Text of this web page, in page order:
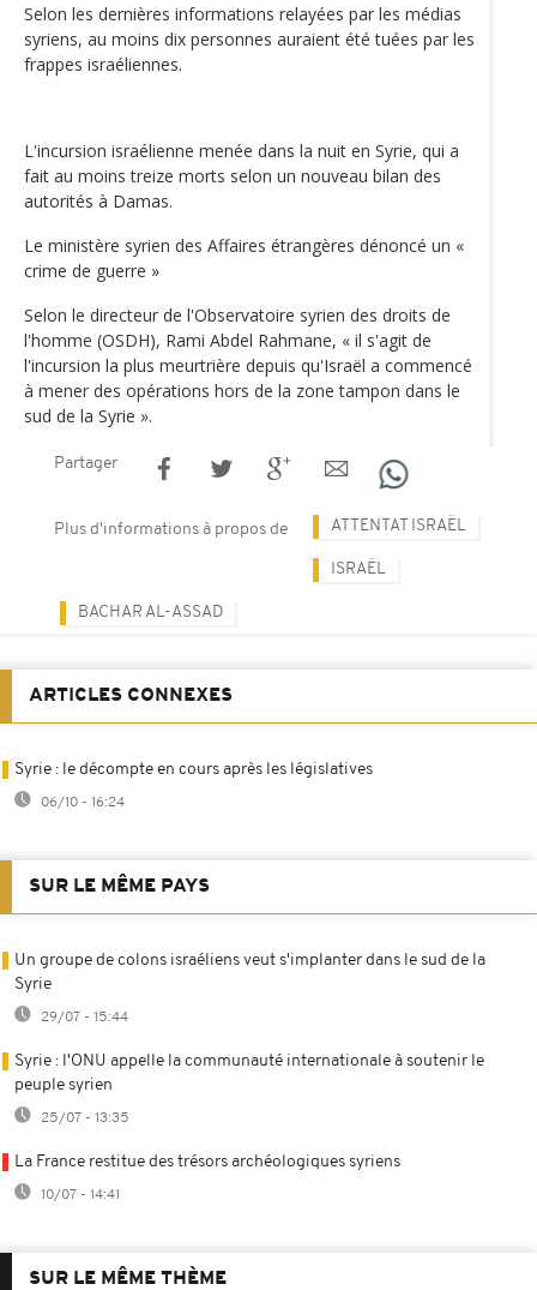
Selon les dernières informations relayées par les médias
syriens, au moins dix personnes auraient été tuées par les
frappes israéliennes.
L'incursion israélienne menée dans la nuit en Syrie, qui a
fait au moins treize morts selon un nouveau bilan des
autorités à Damas.
Le ministère syrien des Affaires étrangères dénoncé un «
crime de guerre »
Selon le directeur de l'Observatoire syrien des droits de
l'homme (OSDH), Rami Abdel Rahmane, « il s'agit de
l'incursion la plus meurtrière depuis qu'Israël a commencé
à mener des opérations hors de la zone tampon dans le
sud de la Syrie ».
Partager
Plus d'informations à propos de ATTENTAT ISRAËL
ISRAËL
BACHAR AL-ASSAD
ARTICLES CONNEXES
Syrie : le décompte en cours après les législatives
06/10 - 16:24
SUR LE MÊME PAYS
Un groupe de colons israéliens veut s'implanter dans le sud de la
Syrie
29/07 - 15:44
Syrie : l'ONU appelle la communauté internationale à soutenir le
peuple syrien
25/07 - 13:35
La France restitue des trésors archéologiques syriens
10/07 - 14:41
SUR LE MÊME THÈME